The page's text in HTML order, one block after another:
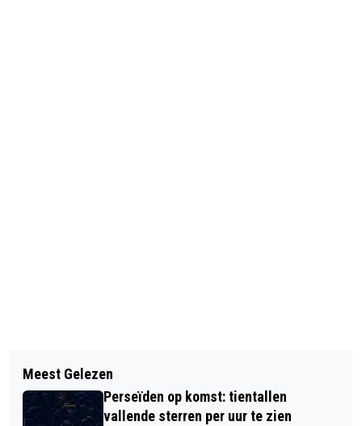
ONLINEHANDEL BEDREIGDE DIEREN
BOOMING
'BLANKEN KUNNEN ZICH NIET
VOORSTELLEN HOE CORRUPT HET
Meest Gelezen
Perseïden op komst: tientallen
vallende sterren per uur te zien